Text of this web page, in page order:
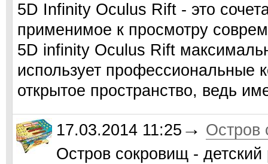
5D Infinity Oculus Rift - это
применимое к просмотру
5D infinity Oculus Rift
использует профессиональные
открытое пространство, ведь
17.03.2014 11:25 → Остров
Остров сокровищ -